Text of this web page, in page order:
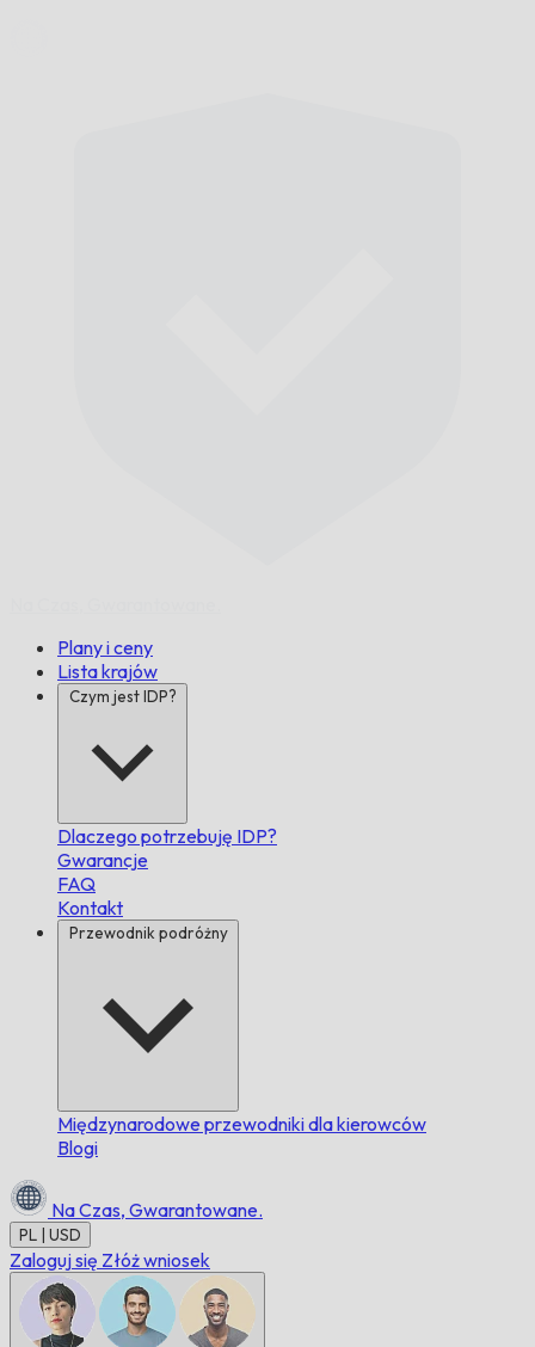
Plany i ceny
Lista krajów
Czym jest IDP?
Dlaczego potrzebuję IDP?
Gwarancje
FAQ
Kontakt
Przewodnik podróżny
Międzynarodowe przewodniki dla kierowców
Blogi
Na Czas, Gwarantowane.
PL | USD
Zaloguj się Złóż wniosek